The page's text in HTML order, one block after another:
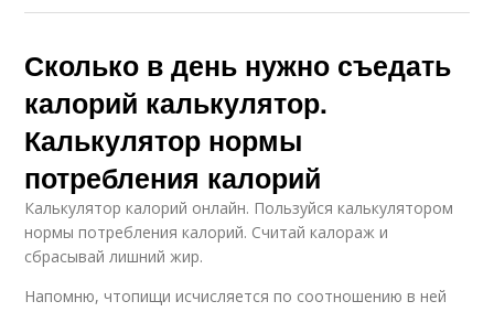
Сколько в день нужно съедать
калорий калькулятор.
Калькулятор нормы
потребления калорий
Калькулятор калорий онлайн. Пользуйся калькулятором
нормы потребления калорий. Считай калораж и
сбрасывай лишний жир.
Напомню, чтопищи исчисляется по соотношению в ней